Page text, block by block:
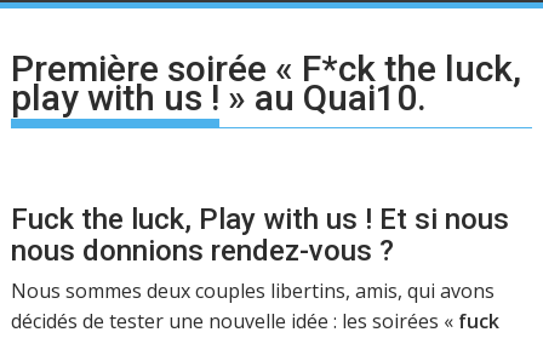
Première soirée « F*ck the luck,
play with us ! » au Quai10.
Fuck the luck, Play with us ! Et si nous
nous donnions rendez-vous ?
Nous sommes deux couples libertins, amis, qui avons
décidés de tester une nouvelle idée : les soirées « fuck